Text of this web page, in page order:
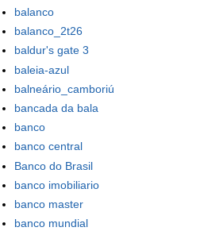
balanco
balanco_2t26
baldur's gate 3
baleia-azul
balneário_camboriú
bancada da bala
banco
banco central
Banco do Brasil
banco imobiliario
banco master
banco mundial